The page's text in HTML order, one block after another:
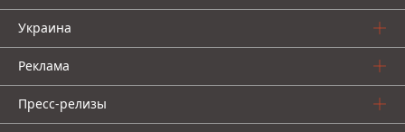
Украина
Реклама
Пресс-релизы